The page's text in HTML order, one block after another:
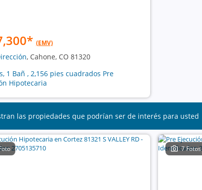
* (EMV)
, Cahone, CO 81320
1 Bañ , 2,156 pies cuadrados Pre
Hipotecaria
las propiedades que podrían ser de interés para usted
7 Fotos